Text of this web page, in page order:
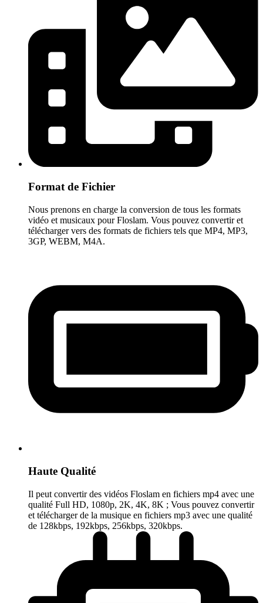
Format de Fichier
Nous prenons en charge la conversion de tous les formats
vidéo et musicaux pour Floslam. Vous pouvez convertir et
télécharger vers des formats de fichiers tels que MP4, MP3,
3GP, WEBM, M4A.
Haute Qualité
Il peut convertir des vidéos Floslam en fichiers mp4 avec une
qualité Full HD, 1080p, 2K, 4K, 8K ; Vous pouvez convertir
et télécharger de la musique en fichiers mp3 avec une qualité
de 128kbps, 192kbps, 256kbps, 320kbps.